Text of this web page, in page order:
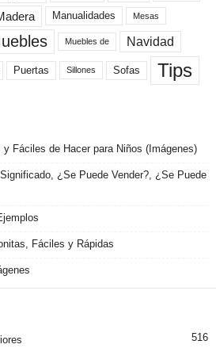
Manualidades Mesas
Muebles de Navidad
Puertas Sillones Sofas Tips
Fáciles de Hacer para Niños (Imágenes)
¿Se Puede Vender?, ¿Se Puede
Fáciles y Rápidas
516